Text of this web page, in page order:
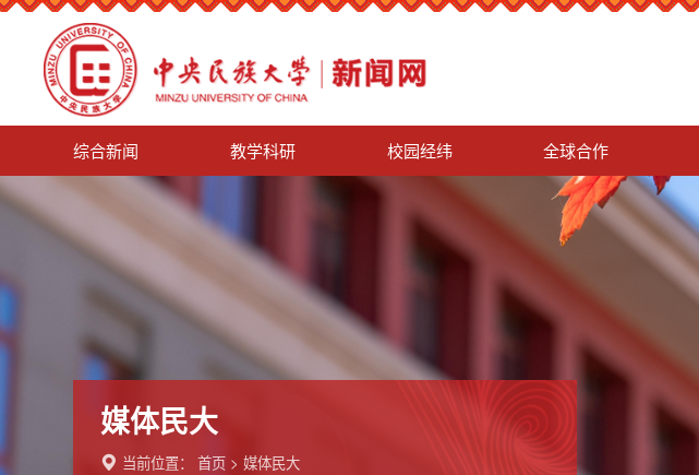
综合新闻 教学科研 校园经纬 全球合作
媒体民大
当前位置：首页 >媒体民大